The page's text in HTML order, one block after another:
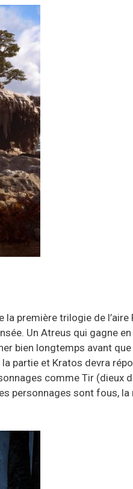
première trilogie de l’aire
Un Atreus qui gagne
bien longtemps avant
partie et Kratos devra
comme Tir (dieux
personnages sont fous, la